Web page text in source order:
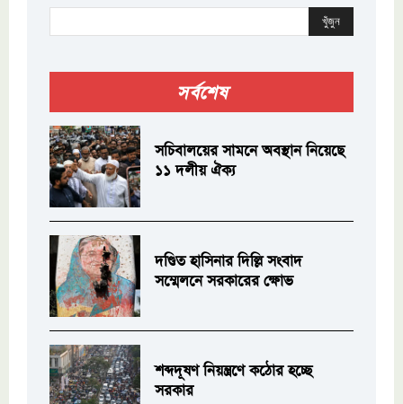
খুঁজুন
সর্বশেষ
সচিবালয়ের সামনে অবস্থান নিয়েছে
১১ দলীয় ঐক্য
দণ্ডিত হাসিনার দিল্লি সংবাদ
সম্মেলনে সরকারের ক্ষোভ
শব্দদূষণ নিয়ন্ত্রণে কঠোর হচ্ছে
সরকার